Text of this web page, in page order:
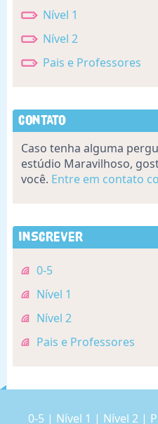
Nível 1
Nível 2
Pais e Professores
Contato
Caso tenha alguma
estúdio Maravilhoso,
você. Entre em contato
Inscrever
0-5
Nível 1
Nível 2
Pais e Professores
0-5 | Nível 1 | Nível 2 |